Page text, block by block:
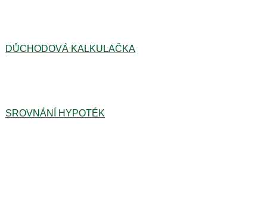
DŮCHODOVÁ KALKULAČKA
SROVNÁNÍ HYPOTÉK